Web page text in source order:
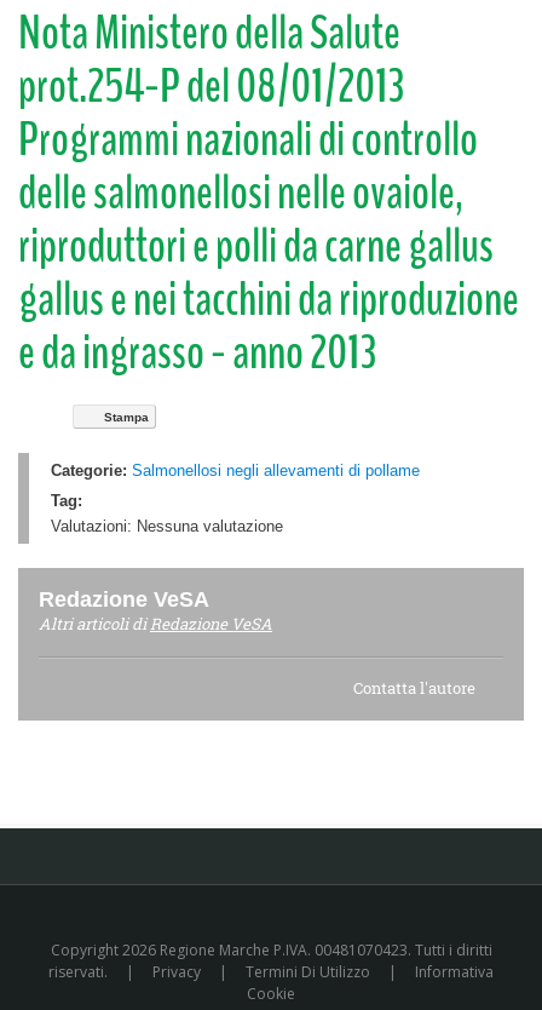
Nota Ministero della Salute
prot.254-P del 08/01/2013
Programmi nazionali di controllo
delle salmonellosi nelle ovaiole,
riproduttori e polli da carne gallus
gallus e nei tacchini da riproduzione
e da ingrasso - anno 2013
Stampa
Categorie: Salmonellosi negli allevamenti di pollame
Tag:
Valutazioni: Nessuna valutazione
Redazione VeSA
Altri articoli diRedazione VeSA
Contatta l'autore
Copyright 2026 Regione Marche P.IVA. 00481070423. Tutti i diritti
riservati.
| Privacy | Termini Di Utilizzo |
Informativa
Cookie